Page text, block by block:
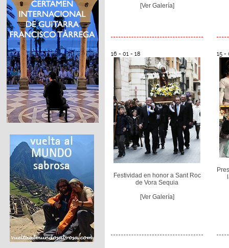
[Ver Galería]
16 - 01 - 18
Festividad en honor a Sant Roc
de Vora Sequia
[Ver Galería]
15 -